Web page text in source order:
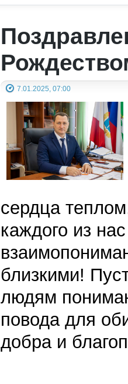
7.01.2025, 07:00
сердца
каждого из
близкими!
людям
повода для
добра и